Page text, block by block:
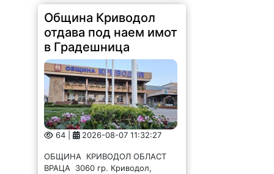
Община Криводол
отдава под наем имот
в Градешница
64 | 2026-08-07 11:32:27
ОБЩИНА КРИВОДОЛ ОБЛАСТ
ВРАЦА 3060 гр. Криводол,